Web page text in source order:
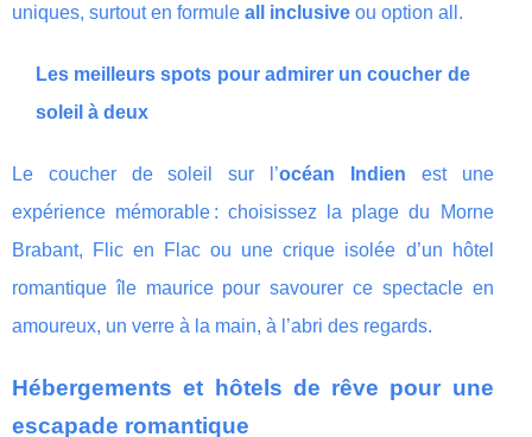
uniques, surtout en formule all inclusive ou option all.
Les meilleurs spots pour admirer un coucher de
soleil à deux
Le coucher de soleil sur l’océan Indien est une
expérience mémorable : choisissez la plage du Morne
Brabant, Flic en Flac ou une crique isolée d’un hôtel
romantique île maurice pour savourer ce spectacle en
amoureux, un verre à la main, à l’abri des regards.
Hébergements et hôtels de rêve pour une
escapade romantique